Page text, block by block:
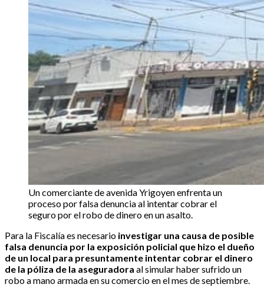
Un comerciante de avenida Yrigoyen enfrenta un
proceso por falsa denuncia al intentar cobrar el
seguro por el robo de dinero en un asalto.
Para la Fiscalía es necesario investigar una causa de posible
falsa denuncia por la exposición policial que hizo el dueño
de un local para presuntamente intentar cobrar el dinero
de la póliza de la aseguradora al simular haber sufrido un
robo a mano armada en su comercio en el mes de septiembre.